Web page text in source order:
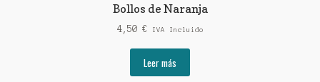
Bollos de Naranja
4,50 € IVA Incluido
Leer más